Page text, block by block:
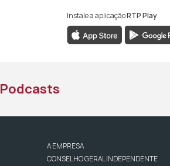
da RTP África
da RTP África
YouTube da RTP África
Instale a aplicaçãoRTP Play
Podcasts
A EMPRESA
CONSELHO GERAL INDEPENDENTE